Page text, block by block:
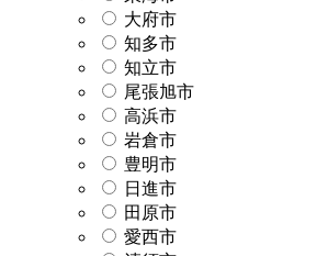
大府市
知多市
知立市
尾張旭市
高浜市
岩倉市
豊明市
日進市
田原市
愛西市